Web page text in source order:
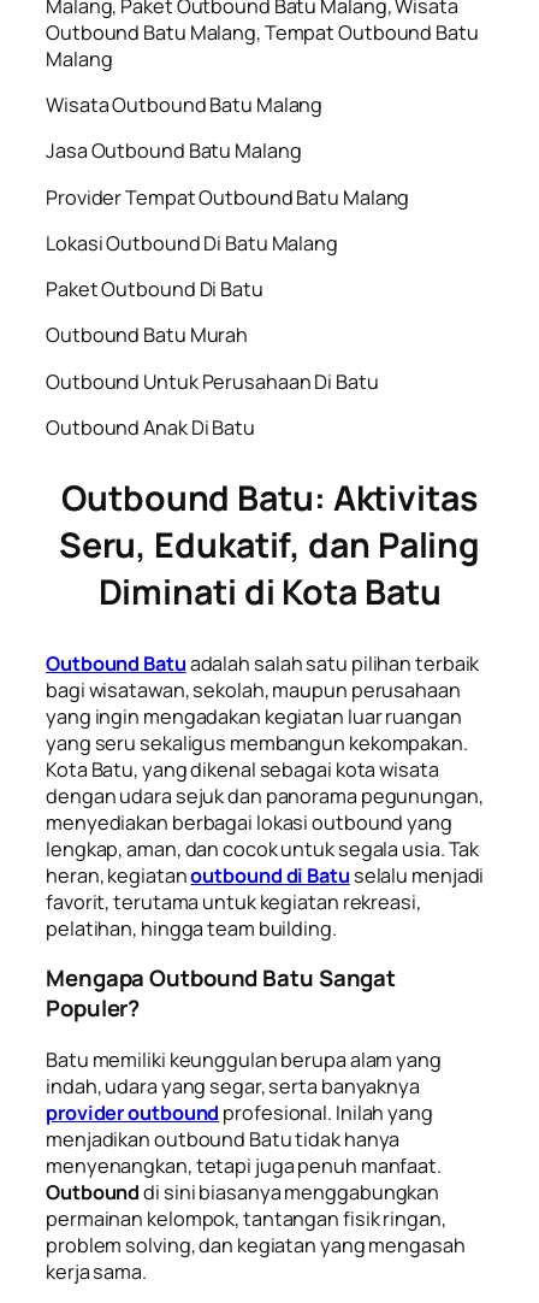
Malang, Paket Outbound Batu Malang, Wisata
Outbound Batu Malang, Tempat Outbound Batu
Malang
Wisata Outbound Batu Malang
Jasa Outbound Batu Malang
Provider Tempat Outbound Batu Malang
Lokasi Outbound Di Batu Malang
Paket Outbound Di Batu
Outbound Batu Murah
Outbound Untuk Perusahaan Di Batu
Outbound Anak Di Batu
Outbound Batu: Aktivitas
Seru, Edukatif, dan Paling
Diminati di Kota Batu
Outbound Batuadalah salah satu pilihan terbaik
bagi wisatawan, sekolah, maupun perusahaan
yang ingin mengadakan kegiatan luar ruangan
yang seru sekaligus membangun kekompakan.
Kota Batu, yang dikenal sebagai kota wisata
dengan udara sejuk dan panorama pegunungan,
menyediakan berbagai lokasi outbound yang
lengkap, aman, dan cocok untuk segala usia. Tak
heran, kegiatanoutbound di Batu selalu menjadi
favorit, terutama untuk kegiatan rekreasi,
pelatihan, hingga team building.
Mengapa Outbound Batu Sangat
Populer?
Batu memiliki keunggulan berupa alam yang
indah, udara yang segar, serta banyaknya
provider outbound profesional. Inilah yang
menjadikan outbound Batu tidak hanya
menyenangkan, tetapi juga penuh manfaat.
Outbounddi sini biasanya menggabungkan
permainan kelompok, tantangan fisik ringan,
problem solving, dan kegiatan yang mengasah
kerja sama.